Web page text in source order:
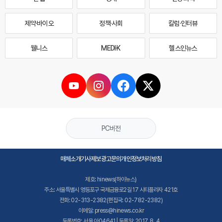
제약·바이오 정책·사회 칼럼·인터뷰
웰니스 MEDI·K 헬스인뉴스
PC버전
매체소개기사제보광고문의개인정보처리방침
제호: hinews(하이뉴스)
주소: 서울특별시 영등포구 국제금융로2길 17 시티플라자 421호
전화: 02-313-2382(편집국: 02-782-2382)
이메일: press@hinews.co.kr